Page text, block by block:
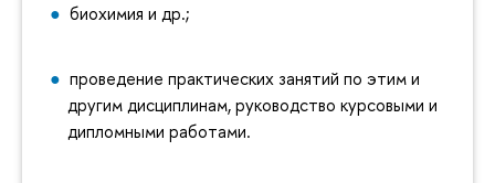
биохимия и др.;
проведение практических занятий по этим и
другим дисциплинам, руководство курсовыми и
дипломными работами.